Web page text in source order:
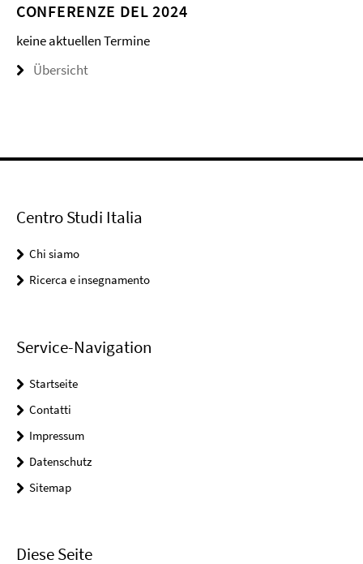
CONFERENZE DEL 2024
keine aktuellen Termine
Übersicht
Centro Studi Italia
Chi siamo
Ricerca e insegnamento
Service-Navigation
Startseite
Contatti
Impressum
Datenschutz
Sitemap
Diese Seite